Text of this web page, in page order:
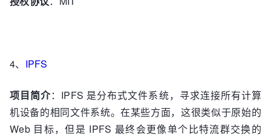
4、 IPFS
项目简介：IPFS 是分布式文件系统，寻求连接所有计算
机设备的相同文件系统。在某些方面，这很类似于原始的
Web 目标，但是 IPFS 最终会更像单个比特流群交换的